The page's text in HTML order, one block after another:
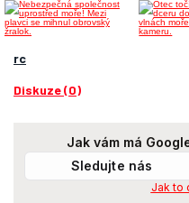
rc
Diskuze (0)
Jak vám má
Sledujte nás
Jak to